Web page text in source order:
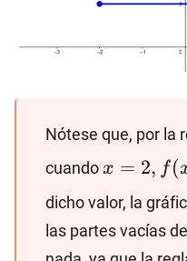
Nótese que, por la
cuando x=2,
x = 2, f(
dicho valor, la
las partes vacías